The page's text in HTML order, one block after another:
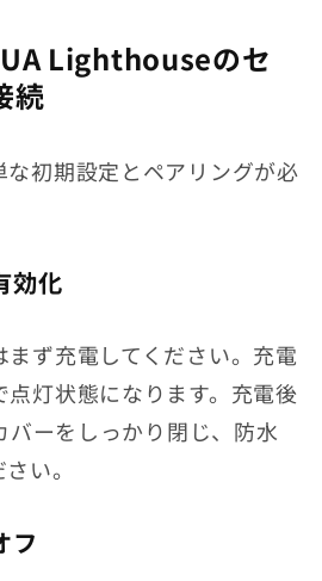
Lighthouseのセ
続
初期設定とペアリングが必
効化
ず充電してください。充電
灯状態になります。充電後
バーをしっかり閉じ、防水
い。
フ